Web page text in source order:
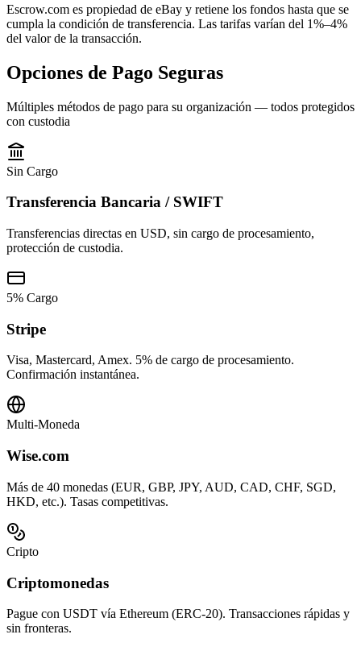
Escrow.com es propiedad de eBay y retiene los fondos hasta que se
cumpla la condición de transferencia. Las tarifas varían del 1%–4%
del valor de la transacción.
Opciones de Pago Seguras
Múltiples métodos de pago para su organización — todos protegidos
con custodia
Sin Cargo
Transferencia Bancaria / SWIFT
Transferencias directas en USD, sin cargo de procesamiento,
protección de custodia.
5% Cargo
Stripe
Visa, Mastercard, Amex. 5% de cargo de procesamiento.
Confirmación instantánea.
Multi-Moneda
Wise.com
Más de 40 monedas (EUR, GBP, JPY, AUD, CAD, CHF, SGD,
HKD, etc.). Tasas competitivas.
Cripto
Criptomonedas
Pague con USDT vía Ethereum (ERC-20). Transacciones rápidas y
sin fronteras.